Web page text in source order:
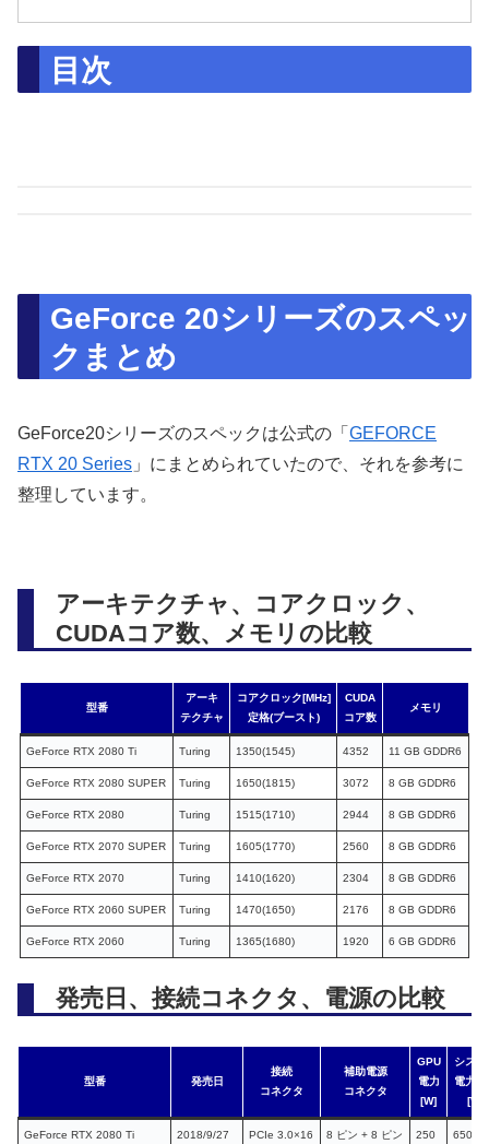
目次
GeForce 20シリーズのスペッ
クまとめ
GeForce20シリーズのスペックは公式の「 GEFORCE
RTX 20 Series 」にまとめられていたので、それを参考に
整理しています。
アーキテクチャ、コアクロック、
CUDAコア数、メモリの比較
型番
アーキ
テクチャ
コアクロック[MHz]
定格(ブースト)
CUDA
コア数
メモリ
GeForce RTX 2080 Ti Turing 1350(1545) 4352 11 GB GDDR6
GeForce RTX 2080 SUPER Turing 1650(1815) 3072 8 GB GDDR6
GeForce RTX 2080 Turing 1515(1710) 2944 8 GB GDDR6
GeForce RTX 2070 SUPER Turing 1605(1770) 2560 8 GB GDDR6
GeForce RTX 2070 Turing 1410(1620) 2304 8 GB GDDR6
GeForce RTX 2060 SUPER Turing 1470(1650) 2176 8 GB GDDR6
GeForce RTX 2060 Turing 1365(1680) 1920 6 GB GDDR6
発売日、接続コネクタ、電源の比較
型番 発売日
接続
コネクタ
補助電源
コネクタ
GPU
電力
[W]
システ
電力要
[W]
GeForce RTX 2080 Ti 2018/9/27 PCIe 3.0×16 8 ピン + 8 ピン 250 650